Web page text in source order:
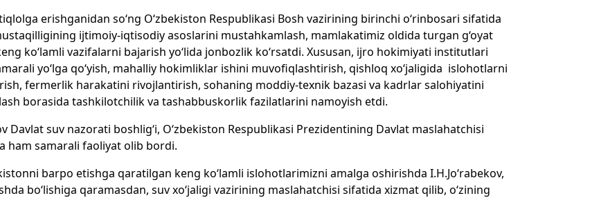
erishganidan so‘ng O‘zbekiston Respublikasi Bosh vazirining birinchi o‘rinbosari sifatida
ijtimoiy-iqtisodiy asoslarini mustahkamlash, mamlakatimiz oldida turgan g‘oyat
ko‘lamli vazifalarni bajarish yo‘lida jonbozlik ko‘rsatdi. Xususan, ijro hokimiyati institutlari
yo‘lga qo‘yish, mahalliy hokimliklar ishini muvofiqlashtirish, qishloq xo‘jaligida islohotlarni
fermerlik harakatini rivojlantirish, sohaning moddiy-texnik bazasi va kadrlar salohiyatini
borasida tashkilotchilik va tashabbuskorlik fazilatlarini namoyish etdi.
Davlat suv nazorati boshlig‘i, O‘zbekiston Respublikasi Prezidentining Davlat maslahatchisi
ham samarali faoliyat olib bordi.
barpo etishga qaratilgan keng ko‘lamli islohotlarimizni amalga oshirishda I.H.Jo‘rabekov,
bo‘lishiga qaramasdan, suv xo‘jaligi vazirining maslahatchisi sifatida xizmat qilib, o‘zining